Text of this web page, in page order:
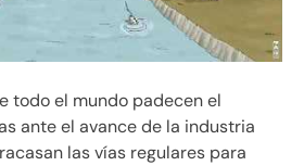
todo el mundo padecen el
ante el avance de la industria
las vías regulares para